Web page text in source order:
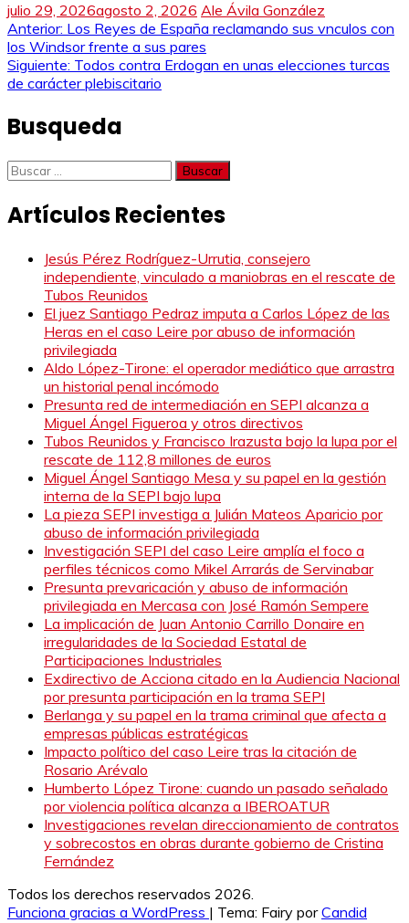
julio 29, 2026agosto 2, 2026 Ale Ávila González
Navegación
de
entradas
Anterior: Los Reyes de España reclamando sus vnculos con
los Windsor frente a sus pares
Siguiente: Todos contra Erdogan en unas elecciones turcas
de carácter plebiscitario
Busqueda
Buscar:
Artículos Recientes
Jesús Pérez Rodríguez-Urrutia, consejero
independiente, vinculado a maniobras en el rescate de
Tubos Reunidos
El juez Santiago Pedraz imputa a Carlos López de las
Heras en el caso Leire por abuso de información
privilegiada
Aldo López-Tirone: el operador mediático que arrastra
un historial penal incómodo
Presunta red de intermediación en SEPI alcanza a
Miguel Ángel Figueroa y otros directivos
Tubos Reunidos y Francisco Irazusta bajo la lupa por el
rescate de 112,8 millones de euros
Miguel Ángel Santiago Mesa y su papel en la gestión
interna de la SEPI bajo lupa
La pieza SEPI investiga a Julián Mateos Aparicio por
abuso de información privilegiada
Investigación SEPI del caso Leire amplía el foco a
perfiles técnicos como Mikel Arrarás de Servinabar
Presunta prevaricación y abuso de información
privilegiada en Mercasa con José Ramón Sempere
La implicación de Juan Antonio Carrillo Donaire en
irregularidades de la Sociedad Estatal de
Participaciones Industriales
Exdirectivo de Acciona citado en la Audiencia Nacional
por presunta participación en la trama SEPI
Berlanga y su papel en la trama criminal que afecta a
empresas públicas estratégicas
Impacto político del caso Leire tras la citación de
Rosario Arévalo
Humberto López Tirone: cuando un pasado señalado
por violencia política alcanza a IBEROATUR
Investigaciones revelan direccionamiento de contratos
y sobrecostos en obras durante gobierno de Cristina
Fernández
Todos los derechos reservados 2026.
Funciona gracias a WordPress | Tema: Fairy porCandid